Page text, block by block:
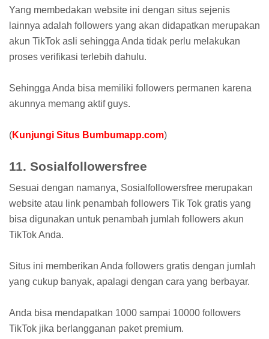
Yang membedakan website ini dengan situs sejenis
lainnya adalah followers yang akan didapatkan merupakan
akun TikTok asli sehingga Anda tidak perlu melakukan
proses verifikasi terlebih dahulu.
Sehingga Anda bisa memiliki followers permanen karena
akunnya memang aktif guys.
(Kunjungi Situs Bumbumapp.com)
11. Sosialfollowersfree
Sesuai dengan namanya, Sosialfollowersfree merupakan
website atau link penambah followers Tik Tok gratis yang
bisa digunakan untuk penambah jumlah followers akun
TikTok Anda.
Situs ini memberikan Anda followers gratis dengan jumlah
yang cukup banyak, apalagi dengan cara yang berbayar.
Anda bisa mendapatkan 1000 sampai 10000 followers
TikTok jika berlangganan paket premium.